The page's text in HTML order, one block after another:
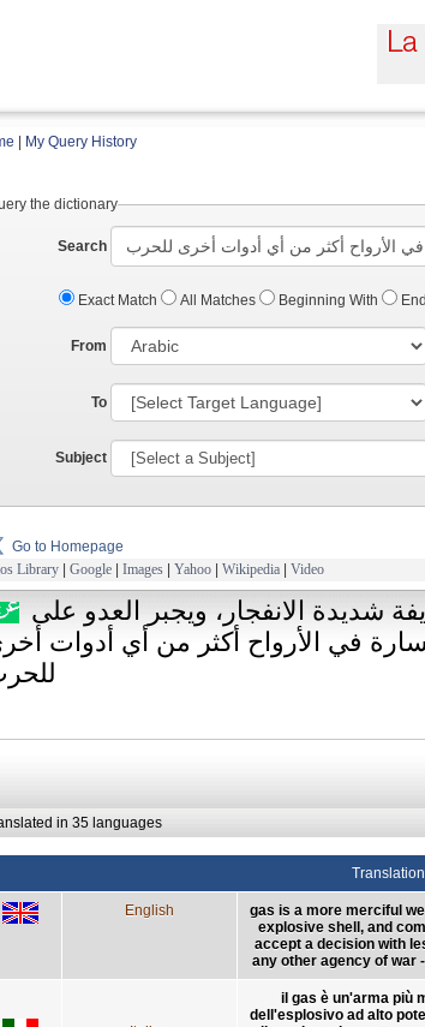
My Query History
the dictionary
Search
Exact Match All Matches Beginning With
From
To
Subject
Go to Homepage
Library | Google | Images | Yahoo | Wikipedia | Video
شديدة الانفجار، ويجبر العدو على
في الأرواح أكثر من أي أدوات
in 35 languages
English
gas is a more merciful
explosive shell, and
accept a decision with
any other agency of war
il gas è un'arma più
dell'esplosivo ad alto